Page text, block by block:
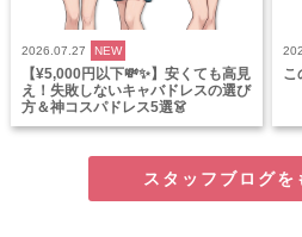
2026.07.27 NEW
【¥5,000円以下💸✨】安くても高見
え！失敗しないキャバドレスの選び
方＆神コスパドレス5選👗
こ
スタッフブログを